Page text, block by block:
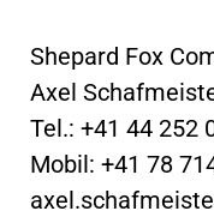
Shepard Fox
Axel
Tel.: +41 44 252
Mobil: +41 78